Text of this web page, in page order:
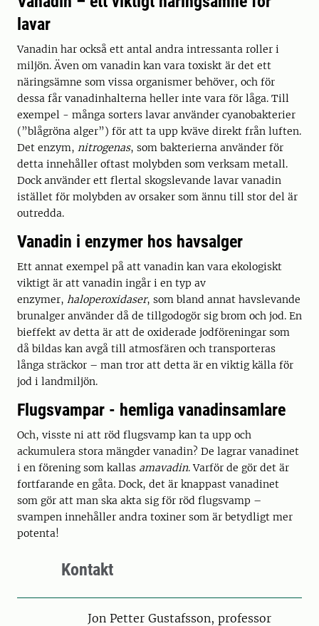
lavar
Vanadin har också ett antal andra intressanta roller i
miljön. Även om vanadin kan vara toxiskt är det ett
näringsämne som vissa organismer behöver, och för
dessa får vanadinhalterna heller inte vara för låga. Till
exempel - många sorters lavar använder cyanobakterier
(”blågröna alger”) för att ta upp kväve direkt från luften.
Det enzym, nitrogenas, som bakterierna använder för
detta innehåller oftast molybden som verksam metall.
Dock använder ett flertal skogslevande lavar vanadin
istället för molybden av orsaker som ännu till stor del är
outredda.
Vanadin i enzymer hos havsalger
Ett annat exempel på att vanadin kan vara ekologiskt
viktigt är att vanadin ingår i en typ av
enzymer, haloperoxidaser, som bland annat havslevande
brunalger använder då de tillgodogör sig brom och jod. En
bieffekt av detta är att de oxiderade jodföreningar som
då bildas kan avgå till atmosfären och transporteras
långa sträckor – man tror att detta är en viktig källa för
jod i landmiljön.
Flugsvampar - hemliga vanadinsamlare
Och, visste ni att röd flugsvamp kan ta upp och
ackumulera stora mängder vanadin? De lagrar vanadinet
i en förening som kallas amavadin. Varför de gör det är
fortfarande en gåta. Dock, det är knappast vanadinet
som gör att man ska akta sig för röd flugsvamp –
svampen innehåller andra toxiner som är betydligt mer
potenta!
Kontakt
PersonJon Petter Gustafsson, professor